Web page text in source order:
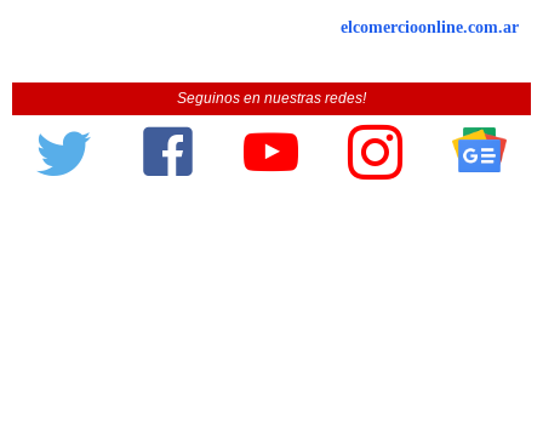
elcomercioonline.com.ar
Seguinos en nuestras redes!